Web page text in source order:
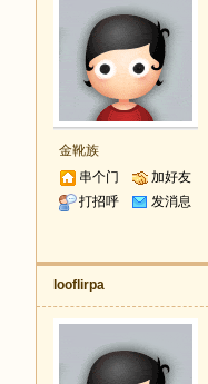
金靴族
串个门
加好友
打招呼
发消息
looflirpa